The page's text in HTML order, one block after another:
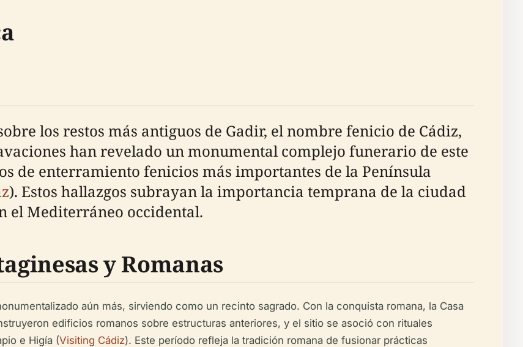
los restos más antiguos de Gadir, el nombre fenicio de Cádiz,
han revelado un monumental complejo funerario de este
de enterramiento fenicios más importantes de la Península
). Estos hallazgos subrayan la importancia temprana de la ciudad
el Mediterráneo occidental.
y Romanas
aún más, sirviendo como un recinto sagrado. Con la conquista romana, la Casa
edificios romanos sobre estructuras anteriores, y el sitio se asoció con rituales
e Higía (Visiting Cádiz). Este período refleja la tradición romana de fusionar prácticas